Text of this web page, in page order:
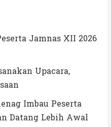
Jamnas XII 2026
Upacara,
Imbau Peserta
Datang Lebih Awal